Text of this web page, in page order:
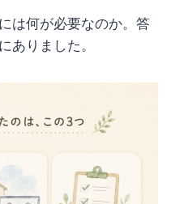
は何が必要なのか。答
ありました。